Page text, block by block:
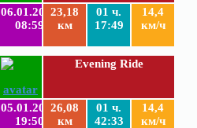
06.01.2019
08:59
23,18
км
01 ч.
17:49
14,4
км/ч
Evening Ride
05.01.2019
19:50
26,08
км
01 ч.
42:33
14,4
км/ч